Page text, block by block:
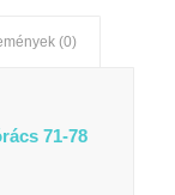
(0)
71-78